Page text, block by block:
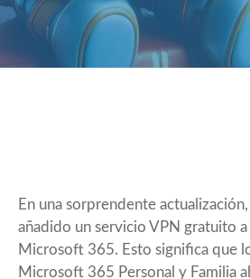
En una sorprendente
añadido un servicio VPN gratuito a
Microsoft 365. Esto significa que
Microsoft 365 Personal y Familia